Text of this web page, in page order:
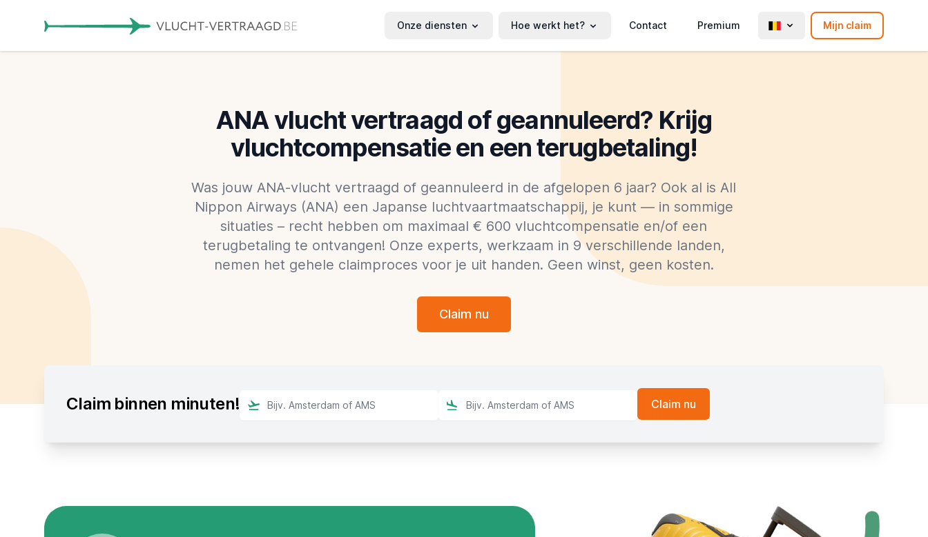
Onze diensten Hoe werkt het? Contact Premium Mijn claim
ANA vlucht vertraagd of geannuleerd? Krijg
vluchtcompensatie en een terugbetaling!
Was jouw ANA-vlucht vertraagd of geannuleerd in de afgelopen 6 jaar? Ook al is All
Nippon Airways (ANA) een Japanse luchtvaartmaatschappij, je kunt — in sommige
situaties – recht hebben om maximaal € 600 vluchtcompensatie en/of een
terugbetaling te ontvangen! Onze experts, werkzaam in 9 verschillende landen,
nemen het gehele claimproces voor je uit handen. Geen winst, geen kosten.
Claim nu
Claim binnen minuten!